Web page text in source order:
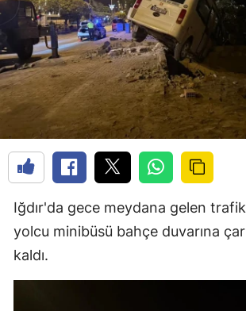
Iğdır'da gece meydana gelen
yolcu minibüsü bahçe duvarına
kaldı.